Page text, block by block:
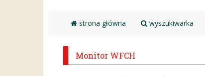
strona główna wyszukiwarka
Monitor WFCH